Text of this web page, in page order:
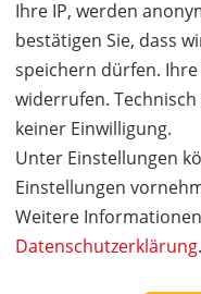
Ihre IP, werden
bestätigen Sie, dass
speichern dürfen.
widerrufen.
keiner Einwilligung.
Unter Einstellungen
Einstellungen
Weitere
Datenschutzerklärung.
Kauf über
Wenn Sie bereits ein
nachfolgend einloggen.
werden dann
übernommen.